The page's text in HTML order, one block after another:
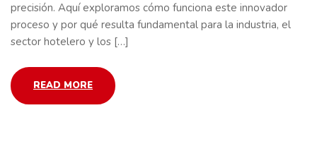
precisión. Aquí exploramos cómo funciona este innovador
proceso y por qué resulta fundamental para la industria, el
sector hotelero y los […]
READ MORE